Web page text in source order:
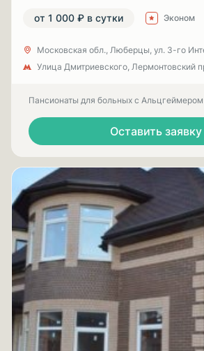
от 1 000 ₽ в сутки Эконом
Московская обл., Люберцы, ул. 3-гo
Улица Дмитриевского, Лермонтовский
Пансионаты для больных с Альцгеймером
Оставить заявку